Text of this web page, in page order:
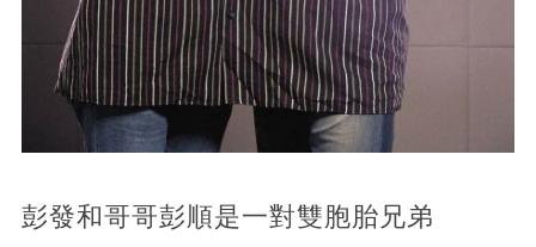
彭發和哥哥彭順是一對雙胞胎兄弟